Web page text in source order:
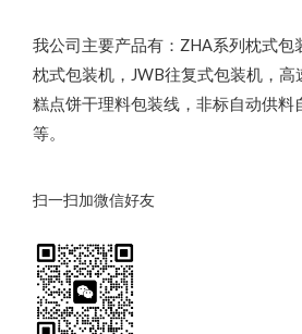
我公司主要产品有：ZHA系列枕式包
枕式包装机，JWB往复式包装机，高
糕点饼干理料包装线，非标自动供料
等。
扫一扫加微信好友